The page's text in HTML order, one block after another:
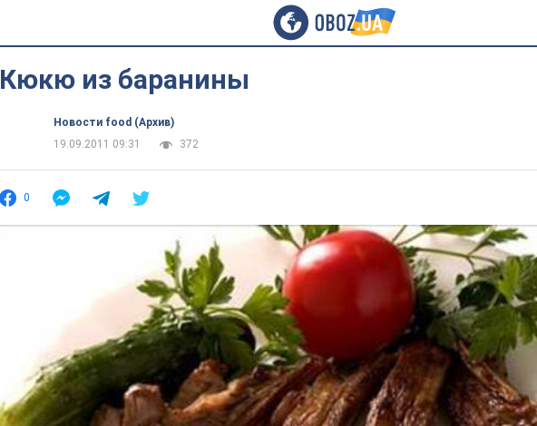
Кюкю из баранины
Новости food (Архив)
19.09.2011 09:31
372
0